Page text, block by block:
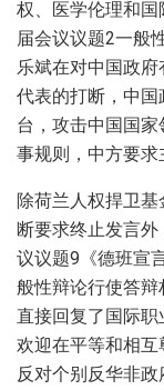
权、医学伦理和
届会议议题2一般
乐斌在对中国政
代表的打断，中国
台，攻击中国国
事规则，中方要求
除荷兰人权捍卫
断要求终止发言
议议题9《德班宣
般性辩论行使答
直接回复了国际职
欢迎在平等和相
反对个别反华非